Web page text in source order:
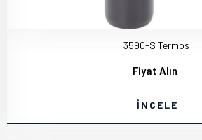
3590-S Termos
Fiyat Alın
İNCELE